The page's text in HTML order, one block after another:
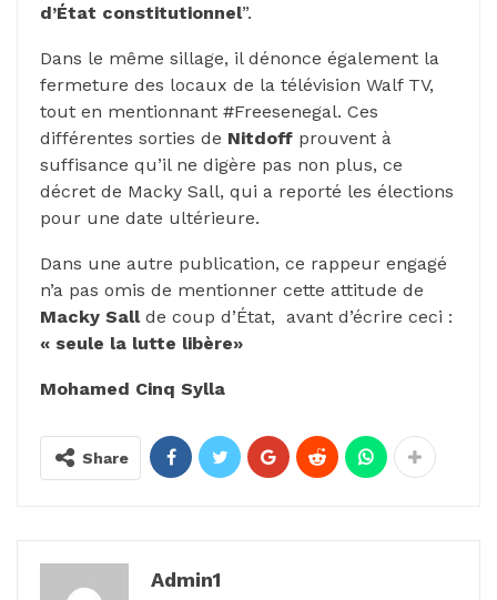
d’État constitutionnel”.
Dans le même sillage, il dénonce également la
fermeture des locaux de la télévision Walf TV,
tout en mentionnant #Freesenegal. Ces
différentes sorties de Nitdoff prouvent à
suffisance qu’il ne digère pas non plus, ce
décret de Macky Sall, qui a reporté les élections
pour une date ultérieure.
Dans une autre publication, ce rappeur engagé
n’a pas omis de mentionner cette attitude de
Macky Sallde coup d’État, avant d’écrire ceci :
« seule la lutte libère»
Mohamed Cinq Sylla
Share
Admin1